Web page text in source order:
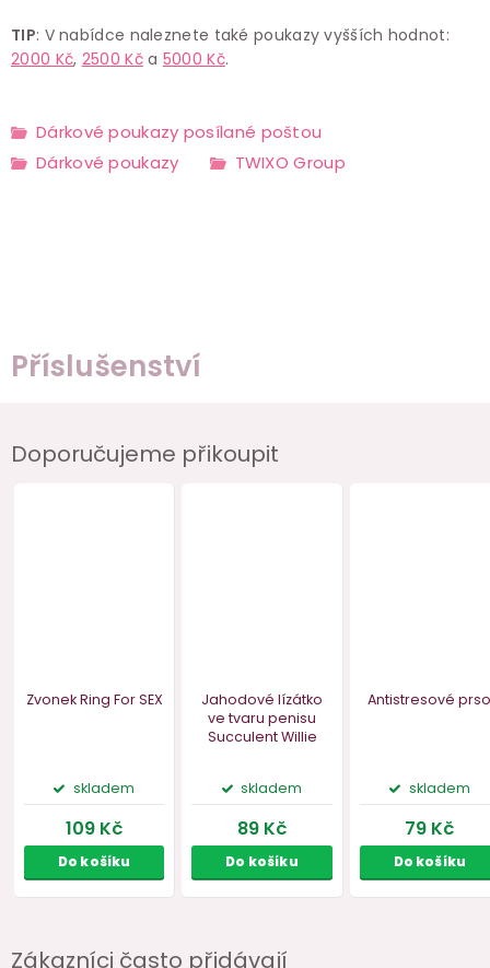
Příslušenství
TIP: V nabídce naleznete také poukazy vyšších hodnot:
2000 Kč, 2500 Kča 5000 Kč.
Dárkové poukazy posílané poštou
Dárkové poukazy
TWIXO Group
Doporučujeme přikoupit
Zákazníci často přidávají